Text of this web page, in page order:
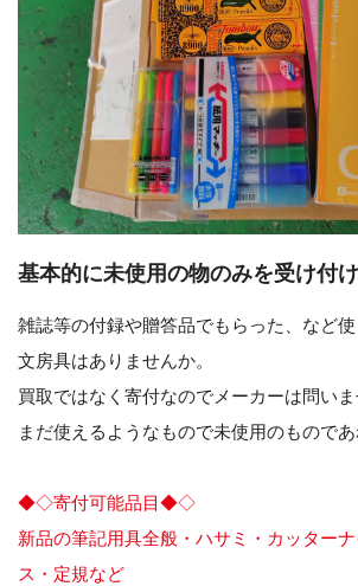
基本的に未使用の物のみを受け付
雑誌等の付録や贈答品でもらった、など
文房具はありませんか。
買取ではなく寄付なのでメーカーは問いま
まだ使えるようなもので未使用のものであ
◆◇寄付可能品目◆◇
新品の筆記用具全般・ハサミ・カッター
ス・定規など